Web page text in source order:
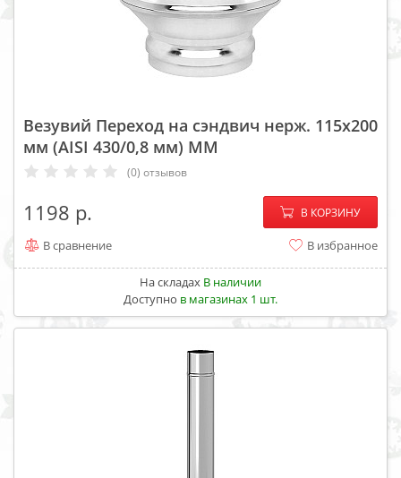
Везувий Переход на сэндвич нерж. 115х200
мм (AISI 430/0,8 мм) ММ
(0) отзывов
1198 − +
В КОРЗИНУ
В сравнение В избранное
На складах В наличии
Доступно в магазинах 1 шт.